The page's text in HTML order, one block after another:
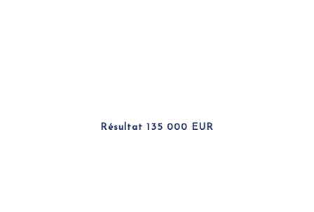
Résultat 135 000 EUR